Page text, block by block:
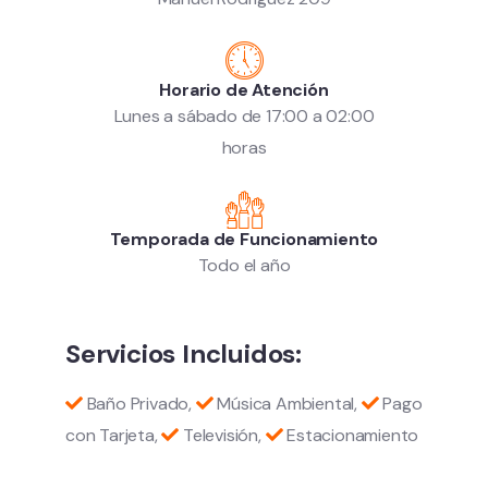
Horario de Atención
Lunes a sábado de 17:00 a 02:00
horas
Temporada de Funcionamiento
Todo el año
Servicios Incluidos:
Baño Privado, Música Ambiental,
Pago
con Tarjeta,
Televisión, Estacionamiento